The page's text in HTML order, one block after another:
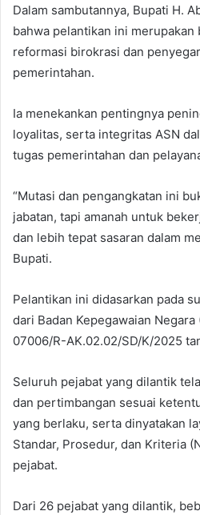
Dalam sambutannya, Bupati H.
bahwa pelantikan ini merupakan
reformasi birokrasi dan
pemerintahan.
Ia menekankan pentingnya
loyalitas, serta integritas ASN
tugas pemerintahan dan
“Mutasi dan pengangkatan ini
jabatan, tapi amanah untuk
dan lebih tepat sasaran dalam
Bupati.
Pelantikan ini didasarkan pada
dari Badan Kepegawaian
07006/R-AK.02.02/SD/K/2025
Seluruh pejabat yang dilantik
dan pertimbangan sesuai
yang berlaku, serta dinyatakan
Standar, Prosedur, dan Kriteria
pejabat.
Dari 26 pejabat yang dilantik,